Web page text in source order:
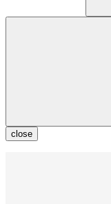
close